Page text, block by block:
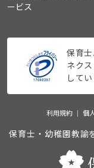
ービス
保育
ネク
してい
利用規約 個
保育士・幼稚園教諭